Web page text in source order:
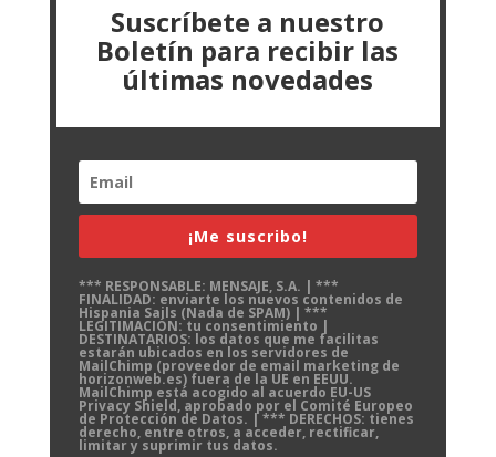
Suscríbete a nuestro
Boletín para recibir las
últimas novedades
¡Me suscribo!
*** RESPONSABLE: MENSAJE, S.A. | ***
FINALIDAD: enviarte los nuevos contenidos de
Hispania Sails (Nada de SPAM) | ***
LEGITIMACIÓN: tu consentimiento |
DESTINATARIOS: los datos que me facilitas
estarán ubicados en los servidores de
MailChimp (proveedor de email marketing de
horizonweb.es) fuera de la UE en EEUU.
MailChimp está acogido al acuerdo EU-US
Privacy Shield, aprobado por el Comité Europeo
de Protección de Datos. | *** DERECHOS: tienes
derecho, entre otros, a acceder, rectificar,
limitar y suprimir tus datos.